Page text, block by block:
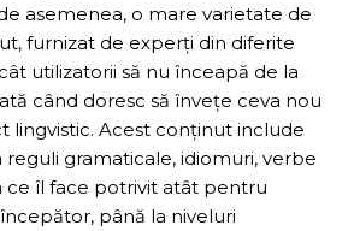
asemenea, o mare varietate de
furnizat de experți din diferite
utilizatorii să nu înceapă de la
când doresc să învețe ceva nou
lingvistic. Acest conținut include
gramaticale, idiomuri, verbe
ce îl face potrivit atât pentru
până la niveluri